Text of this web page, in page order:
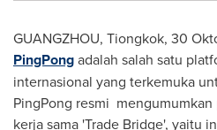
GUANGZHOU, Tiongkok, 30
PingPongadalah salah satu
internasional yang terkemuka
PingPong resmi
kerja sama 'Trade Bridge', yaitu